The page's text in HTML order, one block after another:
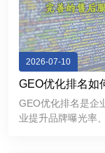
2026-07-10
GEO优化排名如
GEO优化排名是企
业提升品牌曝光率